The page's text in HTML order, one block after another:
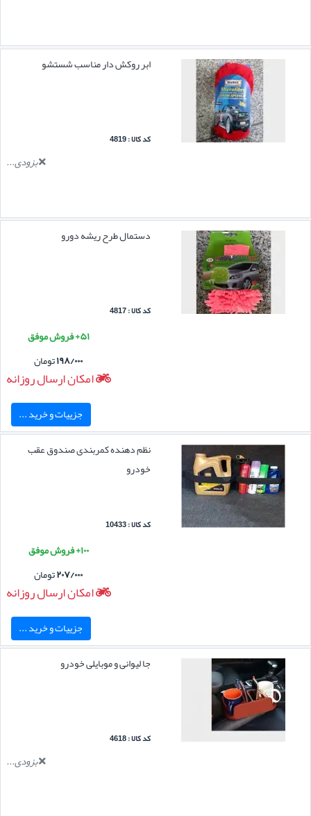
ابر روکش دار مناسب شستشو
کد کالا : 4819
بزودی...
دستمال طرح ریشه دورو
کد کالا : 4817
۵۱+ فروش موفق
۱۹۸/۰۰۰تومان
امکان ارسال روزانه
جزییات و خرید ...
نظم دهنده کمربندی صندوق عقب
خودرو
کد کالا : 10433
۱۰۰+ فروش موفق
۲۰۷/۰۰۰تومان
امکان ارسال روزانه
جزییات و خرید ...
جا لیوانی و موبایلی خودرو
کد کالا : 4618
بزودی...